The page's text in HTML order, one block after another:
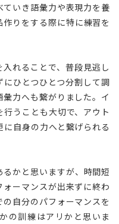
いき語彙力や表現力を養
りをする際に特に練習を
れることで、普段見逃し
ひとつひとつ分割して調
力へも繋がりました。イ
うことも大切で、アウト
自身の力へと繋げられる
かと思いますが、時間短
ーマンスが出来ずに終わ
自分のパフォーマンスを
の訓練はアリかと思いま